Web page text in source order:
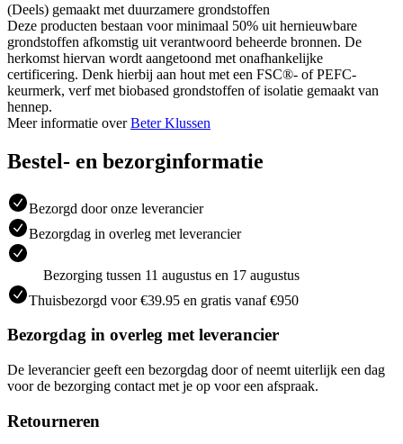
(Deels) gemaakt met duurzamere grondstoffen
Deze producten bestaan voor minimaal 50% uit hernieuwbare
grondstoffen afkomstig uit verantwoord beheerde bronnen. De
herkomst hiervan wordt aangetoond met onafhankelijke
certificering. Denk hierbij aan hout met een FSC®- of PEFC-
keurmerk, verf met biobased grondstoffen of isolatie gemaakt van
hennep.
Meer informatie overBeter Klussen
Bestel- en bezorginformatie
Bezorgd door onze leverancier
Bezorgdag in overleg met leverancier
Bezorging tussen 11 augustus en 17 augustus
Thuisbezorgd voor €39.95 en gratis vanaf €950
Bezorgdag in overleg met leverancier
De leverancier geeft een bezorgdag door of neemt uiterlijk een dag
voor de bezorging contact met je op voor een afspraak.
Retourneren